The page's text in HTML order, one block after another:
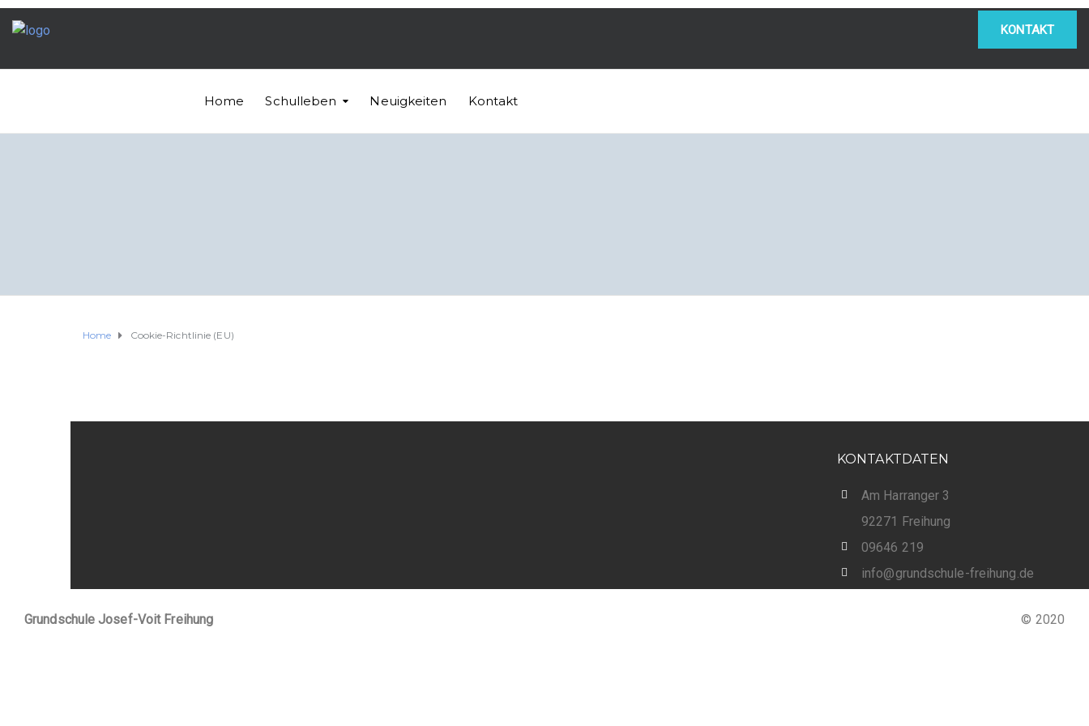
KONTAKT
Home Schulleben Neuigkeiten Kontakt
Home Cookie-Richtlinie (EU)
KONTAKTDATEN
Am Harranger 3
92271 Freihung
09646 219
info@grundschule-freihung.de
Grundschule Josef-Voit Freihung © 2020